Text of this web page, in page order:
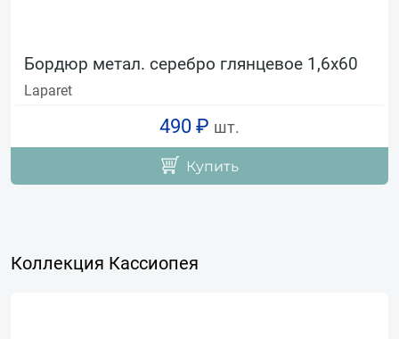
Бордюр метал. серебро глянцевое 1,6х60
Laparet
490 ₽ шт.
Купить
Коллекция Кассиопея